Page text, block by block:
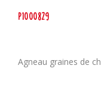
P1000829
Agneau graines de